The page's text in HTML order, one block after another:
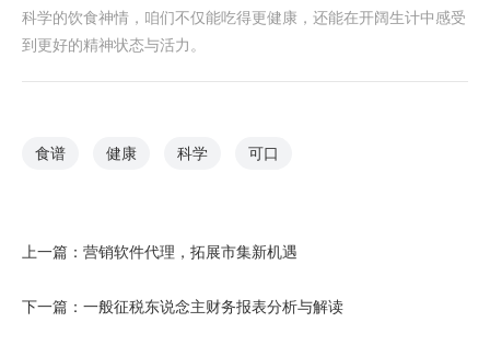
科学的饮食神情，咱们不仅能吃得更健康，还能在开阔生计中感受
到更好的精神状态与活力。
食谱 健康 科学 可口
上一篇： 营销软件代理，拓展市集新机遇
下一篇： 一般征税东说念主财务报表分析与解读